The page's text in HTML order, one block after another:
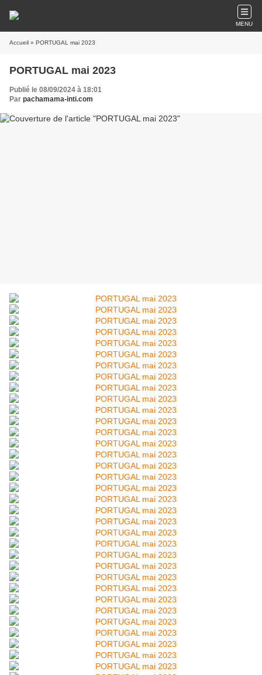
MENU
Accueil » PORTUGAL mai 2023
PORTUGAL mai 2023
Publié le 08/09/2024 à 18:01
Par pachamama-inti.com